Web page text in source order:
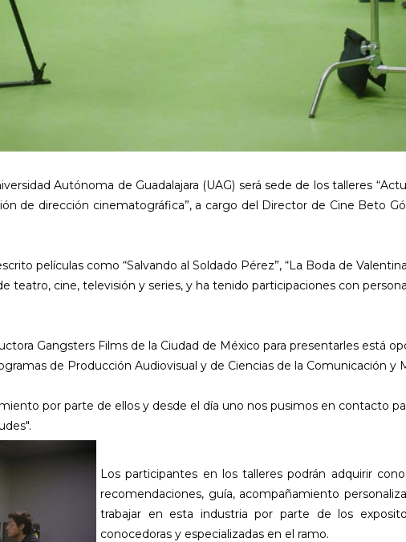
Autónoma de Guadalajara (UAG) será sede de los talleres
de dirección cinematográfica”, a cargo del Director de Cine Beto
películas como “Salvando al Soldado Pérez”, “La Boda de
teatro, cine, televisión y series, y ha tenido participaciones con
Gangsters Films de la Ciudad de México para presentarles está
de Producción Audiovisual y de Ciencias de la Comunicación y
por parte de ellos y desde el día uno nos pusimos en contacto
Los participantes en los talleres podrán adquirir
recomendaciones, guía, acompañamiento
trabajar en esta industria por parte de los
conocedoras y especializadas en el ramo.